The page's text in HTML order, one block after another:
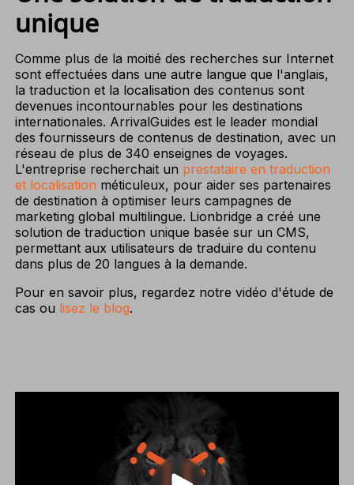
unique
Comme plus de la moitié des recherches sur Internet
sont effectuées dans une autre langue que l'anglais,
la traduction et la localisation des contenus sont
devenues incontournables pour les destinations
internationales. ArrivalGuides est le leader mondial
des fournisseurs de contenus de destination, avec un
réseau de plus de 340 enseignes de voyages.
L'entreprise recherchait un prestataire en traduction
et localisation méticuleux, pour aider ses partenaires
de destination à optimiser leurs campagnes de
marketing global multilingue. Lionbridge a créé une
solution de traduction unique basée sur un CMS,
permettant aux utilisateurs de traduire du contenu
dans plus de 20 langues à la demande.
Pour en savoir plus, regardez notre vidéo d'étude de
cas ou lisez le blog.